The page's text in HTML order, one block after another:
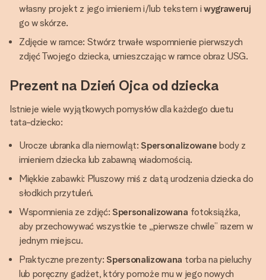
własny projekt z jego imieniem i/lub tekstem i wygraweruj
go w skórze.
Zdjęcie w ramce: Stwórz trwałe wspomnienie pierwszych
zdjęć Twojego dziecka, umieszczając w ramce obraz USG.
Prezent na Dzień Ojca od dziecka
Istnieje wiele wyjątkowych pomysłów dla każdego duetu
tata-dziecko:
Urocze ubranka dla niemowląt: Spersonalizowane body z
imieniem dziecka lub zabawną wiadomością.
Miękkie zabawki: Pluszowy miś z datą urodzenia dziecka do
słodkich przytuleń.
Wspomnienia ze zdjęć: Spersonalizowana fotoksiążka,
aby przechowywać wszystkie te „pierwsze chwile” razem w
jednym miejscu.
Praktyczne prezenty: Spersonalizowana torba na pieluchy
lub poręczny gadżet, który pomoże mu w jego nowych